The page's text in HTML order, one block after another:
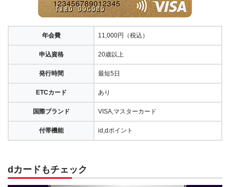
年会費 11,000円（税込）
申込資格 20歳以上
発行時間 最短5日
ETCカード あり
国際ブランド VISA,マスターカード
付帯機能 id,dポイント
dカードもチェック